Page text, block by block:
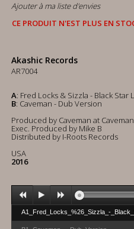
Ajouter à ma liste d'envies
CE PRODUIT N'EST PLUS EN
Akashic Records
AR7004
A: Fred Locks & Sizzla - Black Star
B: Caveman - Dub Version
Produced by Caveman at Caveman
Exec. Produced by Mike B
Distributed by I-Roots Records
USA
2016
A1_Fred_Locks_%26_Sizzla_-